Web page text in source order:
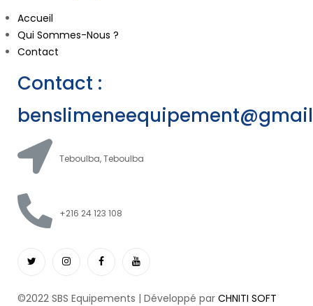
Accueil
Qui Sommes-Nous ?
Contact
Contact :
Teboulba, Teboulba
+216 24 123 108
©2022 SBS Equipements | Développé par CHNITI SOFT